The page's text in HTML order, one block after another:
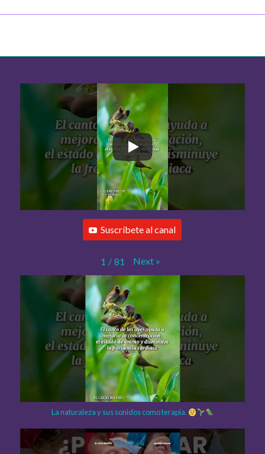
Suscríbete al canal
1 / 81 Next »
La naturaleza y sus sonidos como terapia.